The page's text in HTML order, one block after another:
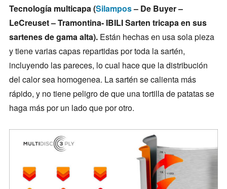
Tecnología multicapa (Silampos– De Buyer –
LeCreuset – Tramontina- IBILI Sarten tricapa en sus
sartenes de gama alta). Están hechas en usa sola pieza
y tiene varias capas repartidas por toda la sartén,
incluyendo las pareces, lo cual hace que la distribución
del calor sea homogenea. La sartén se calienta más
rápido, y no tiene peligro de que una tortilla de patatas se
haga más por un lado que por otro.